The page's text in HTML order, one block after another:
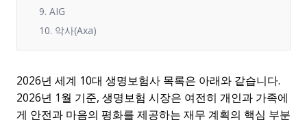
9. AIG
10. 악사(Axa)
2026년 세계 10대 생명보험사 목록은 아래와 같습니다.
2026년 1월 기준, 생명보험 시장은 여전히 개인과 가족에
게 안전과 마음의 평화를 제공하는 재무 계획의 핵심 부분